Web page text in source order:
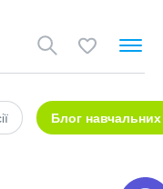
Блог навчальних